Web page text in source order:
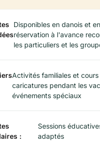
Disponibles en danois et
réservation à l'avance
les particuliers et les
Activités familiales et
caricatures pendant les
événements spéciaux
:
Sessions
adaptés